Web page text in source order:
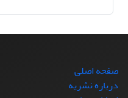
صفحه اصلی
درباره نشریه